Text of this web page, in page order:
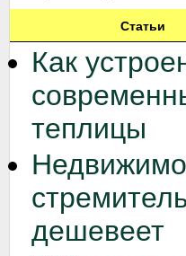
Статьи
Как
теплицы
дешевеет